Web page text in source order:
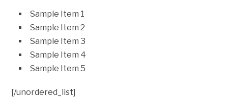
Sample Item 1
Sample Item 2
Sample Item 3
Sample Item 4
Sample Item 5
[/unordered_list]